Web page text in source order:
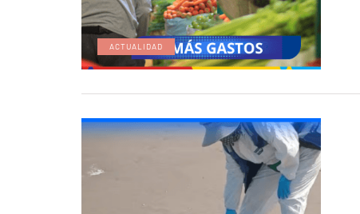
ACTUALIDAD